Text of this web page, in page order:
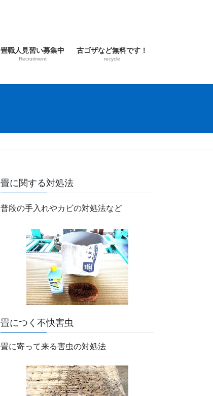
畳職人見習い募集中
Recruitment
古ゴザなど無料です！
recycle
畳に関する対処法
普段の手入れやカビの対処法など
畳につく不快害虫
畳に寄って来る害虫の対処法